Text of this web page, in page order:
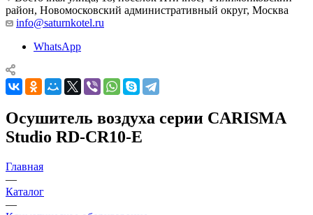
район, Новомосковский административный округ, Москва
info@saturnkotel.ru
WhatsApp
Осушитель воздуха серии CARISMA
Studio RD-CR10-E
Главная
—
Каталог
—